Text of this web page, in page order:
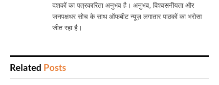
दशकों का पत्रकारिता अनुभव है। अनुभव, विश्वसनीयता और
जनपक्षधर सोच के साथ ऑफबीट न्यूज़ लगातार पाठकों का भरोसा
जीत रहा है।
Related Posts